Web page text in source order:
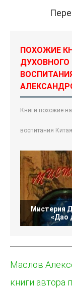
ПОХОЖИЕ
ДУХОВНОГО
Книги похожие
воспитания
Мистерия
«Дао
Маслов
книги автора